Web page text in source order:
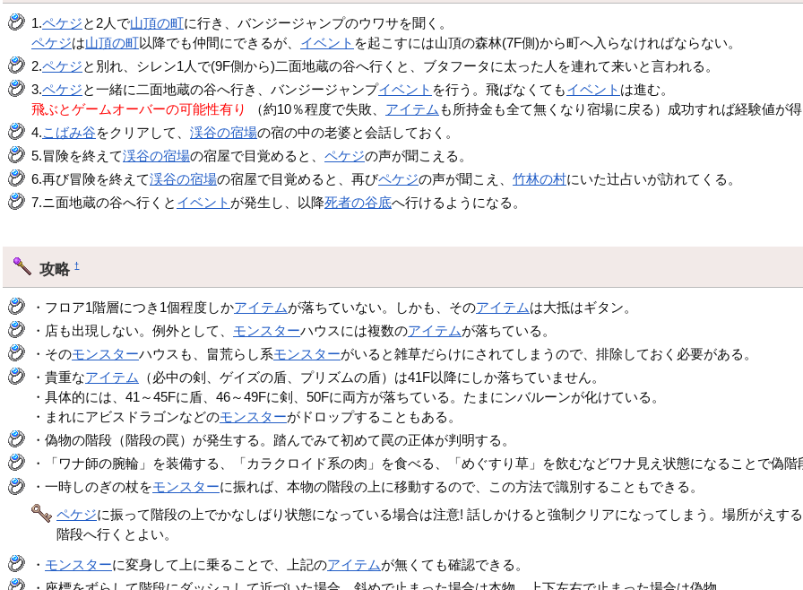
1.ペケジと2人で山頂の町に行き、バンジージャンプのウワサを聞く。
ペケジは山頂の町以降でも仲間にできるが、 イベント を起こすには山頂の森林(7F側)から町へ入らなければならない。
2.ペケジと別れ、シレン1人で(9F側から)二面地蔵の谷へ行くと、ブタフータに太った人を連れて来いと言われる。
3.ペケジと一緒に二面地蔵の谷へ行き、バンジージャンプイベント を行う。飛ばなくてもイベント は進む。
飛ぶとゲームオーバーの可能性有り
（約10％程度で失敗、 アイテム も所持金も全て無くなり宿場に戻る）成功すれば経験値が
4.こばみ谷をクリアして、渓谷の宿場の宿の中の老婆と会話しておく。
5.冒険を終えて渓谷の宿場の宿屋で目覚めると、ペケジの声が聞こえる。
6.再び冒険を終えて渓谷の宿場の宿屋で目覚めると、再びペケジの声が聞こえ、竹林の村にいた辻占いが訪れてくる。
7.ニ面地蔵の谷へ行くと イベント が発生し、以降死者の谷底へ行けるようになる。
攻略†
・フロア1階層につき1個程度しかアイテムが落ちていない。しかも、そのアイテムは大抵はギタン。
・店も出現しない。例外として、 モンスターハウスには複数のアイテムが落ちている。
・そのモンスターハウスも、畠荒らし系モンスターがいると雑草だらけにされてしまうので、排除しておく必要がある。
・貴重なアイテム （必中の剣、ゲイズの盾、プリズムの盾）は41F以降にしか落ちていません。
・具体的には、41～45Fに盾、46～49Fに剣、50Fに両方が落ちている。たまにンバルーンが化けている。
・まれにアビスドラゴンなどのモンスターがドロップすることもある。
・偽物の階段（階段の罠）が発生する。踏んでみて初めて罠の正体が判明する。
・「ワナ師の腕輪」を装備する、「カラクロイド系の肉」を食べる、「めぐすり草」を飲むなどワナ見え状態になることで偽
・一時しのぎの杖をモンスターに振れば、本物の階段の上に移動するので、この方法で識別することもできる。
ペケジに振って階段の上でかなしばり状態になっている場合は注意! 話しかけると強制クリアになってしまう。場所がえす
階段へ行くとよい。
・ モンスターに変身して上に乗ることで、上記のアイテムが無くても確認できる。